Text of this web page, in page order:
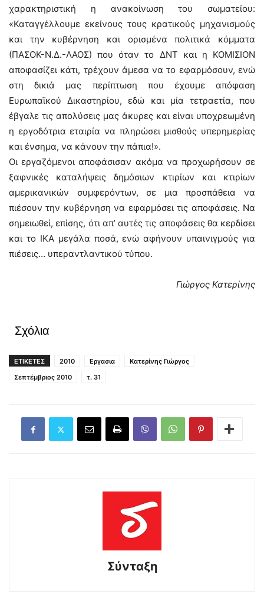
χαρακτηριστική η ανακοίνωση του σωματείου:
«Καταγγέλλουμε εκείνους τους κρατικούς μηχανισμούς
και την κυβέρνηση και ορισμένα πολιτικά κόμματα
(ΠΑΣΟΚ-Ν.Δ.-ΛΑΟΣ) που όταν το ΔΝΤ και η ΚΟΜΙΣΙΟΝ
αποφασίζει κάτι, τρέχουν άμεσα να το εφαρμόσουν, ενώ
στη δικιά μας περίπτωση που έχουμε απόφαση
Ευρωπαϊκού Δικαστηρίου, εδώ και μία τετραετία, που
έβγαλε τις απολύσεις μας άκυρες και είναι υποχρεωμένη
η εργοδότρια εταιρία να πληρώσει μισθούς υπερημερίας
και ένσημα, να κάνουν την πάπια!».
Οι εργαζόμενοι αποφάσισαν ακόμα να προχωρήσουν σε
ξαφνικές καταλήψεις δημόσιων κτιρίων και κτιρίων
αμερικανικών συμφερόντων, σε μια προσπάθεια να
πιέσουν την κυβέρνηση να εφαρμόσει τις αποφάσεις. Να
σημειωθεί, επίσης, ότι απ’ αυτές τις αποφάσεις θα κερδίσει
και το ΙΚΑ μεγάλα ποσά, ενώ αφήνουν υπαινιγμούς για
πιέσεις… υπεραντλαντικού τύπου.
Γιώργος Κατερίνης
Σχόλια
ΕΤΙΚΕΤΕΣ 2010 Εργασια
Κατερίνης Γιώργος
Σεπτέμβριος 2010
τ. 31
Σύνταξη